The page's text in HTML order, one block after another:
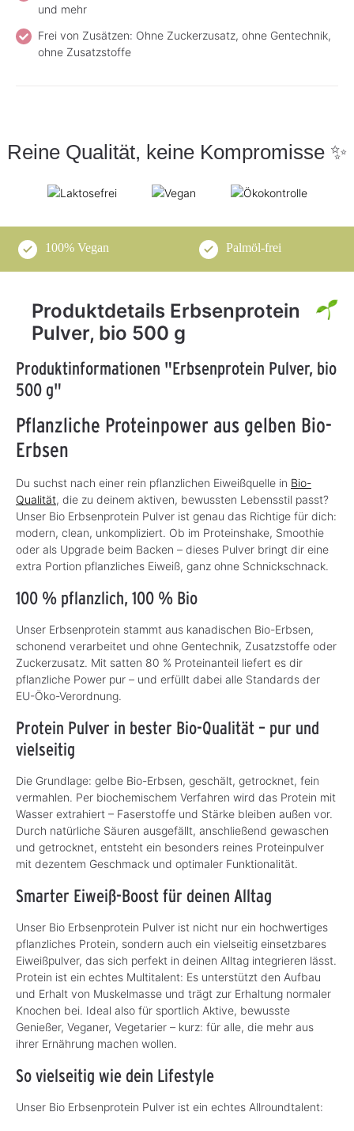
und mehr
Frei von Zusätzen: Ohne Zuckerzusatz, ohne Gentechnik,
ohne Zusatzstoffe
Reine Qualität, keine Kompromisse ✨
100% Vegan Palmöl-frei
Produktdetails Erbsenprotein
Pulver, bio 500 g
Produktinformationen "Erbsenprotein Pulver, bio
500 g"
Pflanzliche Proteinpower aus gelben Bio-
Erbsen
Du suchst nach einer rein pflanzlichen Eiweißquelle in Bio-
Qualität, die zu deinem aktiven, bewussten Lebensstil passt?
Unser Bio Erbsenprotein Pulver ist genau das Richtige für dich:
modern, clean, unkompliziert. Ob im Proteinshake, Smoothie
oder als Upgrade beim Backen – dieses Pulver bringt dir eine
extra Portion pflanzliches Eiweiß, ganz ohne Schnickschnack.
100 % pflanzlich, 100 % Bio
Unser Erbsenprotein stammt aus kanadischen Bio-Erbsen,
schonend verarbeitet und ohne Gentechnik, Zusatzstoffe oder
Zuckerzusatz. Mit satten 80 % Proteinanteil liefert es dir
pflanzliche Power pur – und erfüllt dabei alle Standards der
EU-Öko-Verordnung.
Protein Pulver in bester Bio-Qualität – pur und
vielseitig
Die Grundlage: gelbe Bio-Erbsen, geschält, getrocknet, fein
vermahlen. Per biochemischem Verfahren wird das Protein mit
Wasser extrahiert – Faserstoffe und Stärke bleiben außen vor.
Durch natürliche Säuren ausgefällt, anschließend gewaschen
und getrocknet, entsteht ein besonders reines Proteinpulver
mit dezentem Geschmack und optimaler Funktionalität.
Smarter Eiweiß-Boost für deinen Alltag
Unser Bio Erbsenprotein Pulver ist nicht nur ein hochwertiges
pflanzliches Protein, sondern auch ein vielseitig einsetzbares
Eiweißpulver, das sich perfekt in deinen Alltag integrieren lässt.
Protein ist ein echtes Multitalent: Es unterstützt den Aufbau
und Erhalt von Muskelmasse und trägt zur Erhaltung normaler
Knochen bei. Ideal also für sportlich Aktive, bewusste
Genießer, Veganer, Vegetarier – kurz: für alle, die mehr aus
ihrer Ernährung machen wollen.
So vielseitig wie dein Lifestyle
Unser Bio Erbsenprotein Pulver ist ein echtes Allroundtalent: